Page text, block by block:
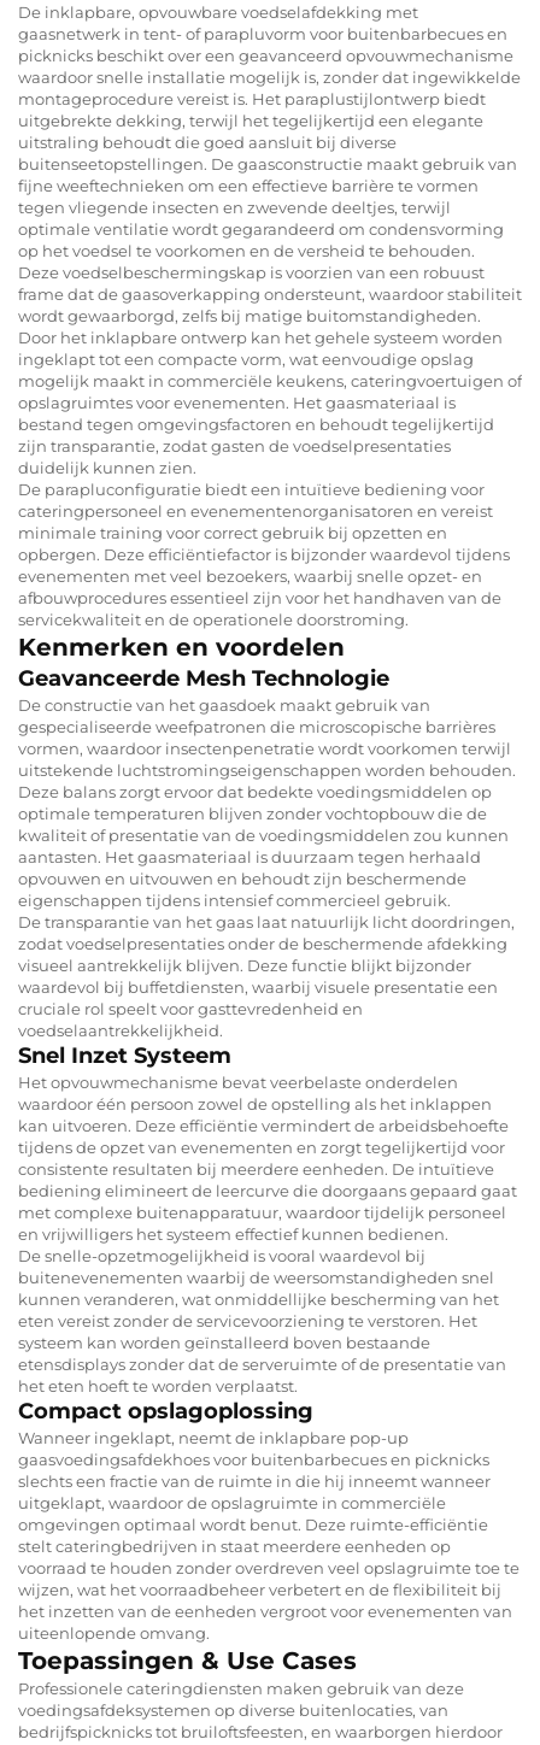
De inklapbare, opvouwbare voedselafdekking met
gaasnetwerk in tent- of parapluvorm voor buitenbarbecues en
picknicks beschikt over een geavanceerd opvouwmechanisme
waardoor snelle installatie mogelijk is, zonder dat ingewikkelde
montageprocedure vereist is. Het paraplustijlontwerp biedt
uitgebrekte dekking, terwijl het tegelijkertijd een elegante
uitstraling behoudt die goed aansluit bij diverse
buitenseetopstellingen. De gaasconstructie maakt gebruik van
fijne weeftechnieken om een effectieve barrière te vormen
tegen vliegende insecten en zwevende deeltjes, terwijl
optimale ventilatie wordt gegarandeerd om condensvorming
op het voedsel te voorkomen en de versheid te behouden.
Deze voedselbeschermingskap is voorzien van een robuust
frame dat de gaasoverkapping ondersteunt, waardoor stabiliteit
wordt gewaarborgd, zelfs bij matige buitomstandigheden.
Door het inklapbare ontwerp kan het gehele systeem worden
ingeklapt tot een compacte vorm, wat eenvoudige opslag
mogelijk maakt in commerciële keukens, cateringvoertuigen of
opslagruimtes voor evenementen. Het gaasmateriaal is
bestand tegen omgevingsfactoren en behoudt tegelijkertijd
zijn transparantie, zodat gasten de voedselpresentaties
duidelijk kunnen zien.
De parapluconfiguratie biedt een intuïtieve bediening voor
cateringpersoneel en evenementenorganisatoren en vereist
minimale training voor correct gebruik bij opzetten en
opbergen. Deze efficiëntiefactor is bijzonder waardevol tijdens
evenementen met veel bezoekers, waarbij snelle opzet- en
afbouwprocedures essentieel zijn voor het handhaven van de
servicekwaliteit en de operationele doorstroming.
Kenmerken en voordelen
Geavanceerde Mesh Technologie
De constructie van het gaasdoek maakt gebruik van
gespecialiseerde weefpatronen die microscopische barrières
vormen, waardoor insectenpenetratie wordt voorkomen terwijl
uitstekende luchtstromingseigenschappen worden behouden.
Deze balans zorgt ervoor dat bedekte voedingsmiddelen op
optimale temperaturen blijven zonder vochtopbouw die de
kwaliteit of presentatie van de voedingsmiddelen zou kunnen
aantasten. Het gaasmateriaal is duurzaam tegen herhaald
opvouwen en uitvouwen en behoudt zijn beschermende
eigenschappen tijdens intensief commercieel gebruik.
De transparantie van het gaas laat natuurlijk licht doordringen,
zodat voedselpresentaties onder de beschermende afdekking
visueel aantrekkelijk blijven. Deze functie blijkt bijzonder
waardevol bij buffetdiensten, waarbij visuele presentatie een
cruciale rol speelt voor gasttevredenheid en
voedselaantrekkelijkheid.
Snel Inzet Systeem
Het opvouwmechanisme bevat veerbelaste onderdelen
waardoor één persoon zowel de opstelling als het inklappen
kan uitvoeren. Deze efficiëntie vermindert de arbeidsbehoefte
tijdens de opzet van evenementen en zorgt tegelijkertijd voor
consistente resultaten bij meerdere eenheden. De intuïtieve
bediening elimineert de leercurve die doorgaans gepaard gaat
met complexe buitenapparatuur, waardoor tijdelijk personeel
en vrijwilligers het systeem effectief kunnen bedienen.
De snelle-opzetmogelijkheid is vooral waardevol bij
buitenevenementen waarbij de weersomstandigheden snel
kunnen veranderen, wat onmiddellijke bescherming van het
eten vereist zonder de servicevoorziening te verstoren. Het
systeem kan worden geïnstalleerd boven bestaande
etensdisplays zonder dat de serveruimte of de presentatie van
het eten hoeft te worden verplaatst.
Compact opslagoplossing
Wanneer ingeklapt, neemt de inklapbare pop-up
gaasvoedingsafdekhoes voor buitenbarbecues en picknicks
slechts een fractie van de ruimte in die hij inneemt wanneer
uitgeklapt, waardoor de opslagruimte in commerciële
omgevingen optimaal wordt benut. Deze ruimte-efficiëntie
stelt cateringbedrijven in staat meerdere eenheden op
voorraad te houden zonder overdreven veel opslagruimte toe te
wijzen, wat het voorraadbeheer verbetert en de flexibiliteit bij
het inzetten van de eenheden vergroot voor evenementen van
uiteenlopende omvang.
Toepassingen & Use Cases
Professionele cateringdiensten maken gebruik van deze
voedingsafdeksystemen op diverse buitenlocaties, van
bedrijfspicknicks tot bruiloftsfeesten, en waarborgen hierdoor